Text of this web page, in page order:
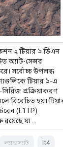
২ টিয়ার ১ ডিএন
অ্যাট-সেন্সর
সর্বোচ্চ উপলব্ধ
টিয়ার ১-এ
প্রক্রিয়াকরণ
বিবেচিত হয়।
(L1TP)
রয়েছে যা …
ল্যান্ডস্যাট lt4